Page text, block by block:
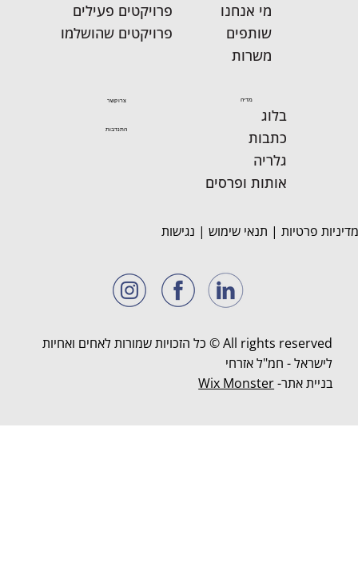
All rights reserved © כל הזכויות שמורות לאחים ואחיות
לישראל - חמ"ל אזרחי
בניית אתר-Wix Monster
מי אנחנו
שותפים
משרות
פרויקטים פעילים
פרויקטים שהושלמו
מדיה
בלוג
כתבות
גלריה
אותות ופרסים
התנדבות
צרו קשר
מדיניות פרטיות | תנאי שימוש | נגישות